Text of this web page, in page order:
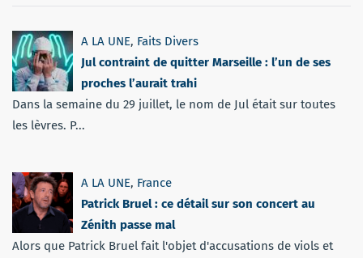
A LA UNE, Faits Divers
Jul contraint de quitter Marseille : l’un de ses
proches l’aurait trahi
Dans la semaine du 29 juillet, le nom de Jul était sur toutes
les lèvres. P...
A LA UNE, France
Patrick Bruel : ce détail sur son concert au
Zénith passe mal
Alors que Patrick Bruel fait l'objet d'accusations de viols et